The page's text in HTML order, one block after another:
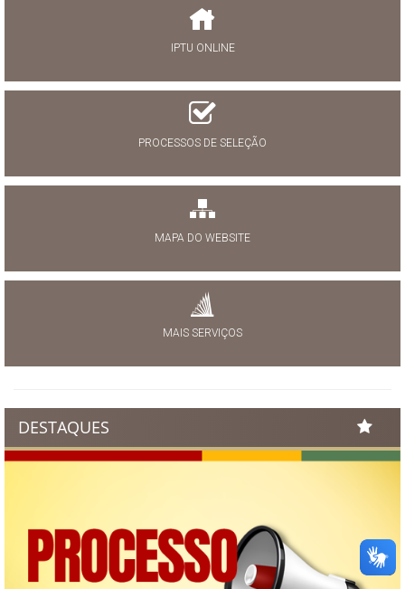
IPTU ONLINE
PROCESSOS DE SELEÇÃO
MAPA DO WEBSITE
MAIS SERVIÇOS
DESTAQUES